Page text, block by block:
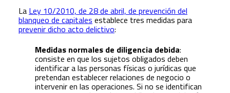
La Ley 10/2010, de 28 de abril, de prevención del
blanqueo de capitales establece tres medidas para
prevenir dicho acto delictivo:
Medidas normales de diligencia debida:
consiste en que los sujetos obligados deben
identificar a las personas físicas o jurídicas que
pretendan establecer relaciones de negocio o
intervenir en las operaciones. Si no se identifican